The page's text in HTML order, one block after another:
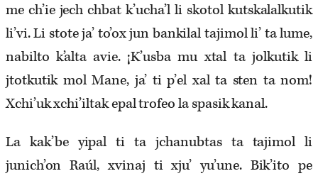
me ch’ie jech chbat k’ucha’l li skotol kutskalalkutik
li’vi. Li stote ja’ to’ox jun bankilal tajimol li’ ta lume,
nabilto k’alta avie. ¡K’usba mu xtal ta jolkutik li
jtotkutik mol Mane, ja’ ti p’el xal ta sten ta nom!
Xchi’uk xchi’iltak epal trofeo la spasik kanal.
La kak’be yipal ti ta jchanubtas ta tajimol li
junich’on Raúl, xvinaj ti xju’ yu’une. Bik’ito pe